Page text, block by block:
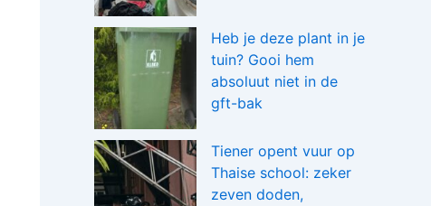
Heb je deze plant in je
tuin? Gooi hem
absoluut niet in de
gft-bak
Tiener opent vuur op
Thaise school: zeker
zeven doden,